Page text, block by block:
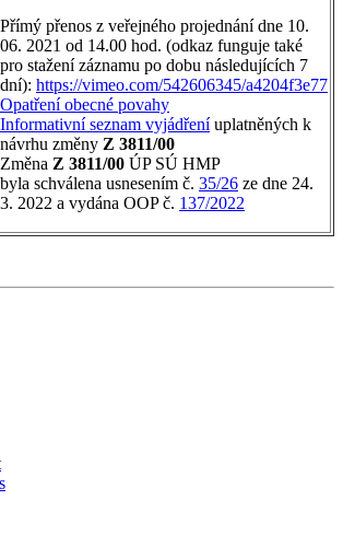
Přímý přenos z veřejného projednání dne 10.
06. 2021 od 14.00 hod. (odkaz funguje také
pro stažení záznamu po dobu následujících 7
dní): https://vimeo.com/542606345/a4204f3e77
Opatření obecné povahy
Informativní seznam vyjádřeníuplatněných k
návrhu změny Z 3811/00
Změna Z 3811/00 ÚP SÚ HMP
byla schválena usnesením č. 35/26 ze dne 24.
3. 2022 a vydána OOP č. 137/2022